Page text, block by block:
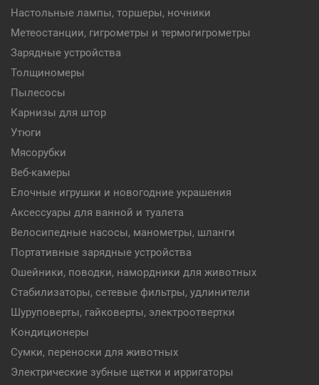
Настольные лампы, торшеры, ночники
Метеостанции, гигрометры и термогигрометры
Зарядные устройства
Толщиномеры
Пылесосы
Карнизы для штор
Утюги
Мясорубки
Веб-камеры
Елочные игрушки и новогодние украшения
Аксессуары для ванной и туалета
Велосипедные насосы, манометры, шланги
Портативные зарядные устройства
Ошейники, поводки, намордники для животных
Стабилизаторы, сетевые фильтры, удлинители
Шуруповерты, гайковерты, электроотвертки
Кондиционеры
Сумки, переноски для животных
Электрические зубные щетки и ирригаторы